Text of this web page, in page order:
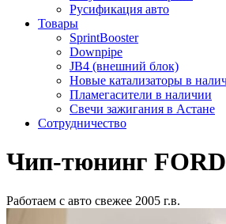
Русификация авто
Товары
SprintBooster
Downpipe
JB4 (внешний блок)
Новые катализаторы в
Пламегасители в наличии
Свечи зажигания в Астане
Сотрудничество
Чип-тюнинг
Работаем с авто свежее 2005 г.в.